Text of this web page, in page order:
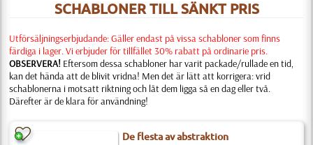
SCHABLONER TILL SÄNKT PRIS
Utförsäljningserbjudande: Gäller endast på vissa schabloner som finns
färdiga i lager. Vi erbjuder för tillfället 30% rabatt på ordinarie pris.
OBSERVERA! Eftersom dessa schabloner har varit packade/rullade en tid,
kan det hända att de blivit vridna! Men det är lätt att korrigera: vrid
schablonerna i motsatt riktning och låt dem ligga så en dag eller två.
Därefter är de klara för användning!
De flesta av abstraktion